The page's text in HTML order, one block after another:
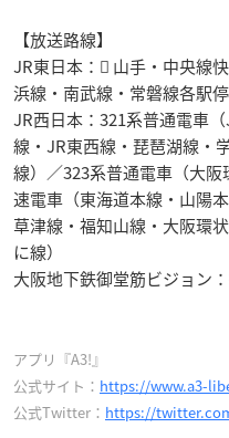
【放送路線】
JR東日本： 山手・中央線
浜線・南武線・常磐線各駅
JR西日本：321系普通電車
線・JR東西線・琵琶湖線・
線）／323系普通電車（大
速電車（東海道本線・山陽
草津線・福知山線・大阪環
に線）
大阪地下鉄御堂筋ビジョン
アプリ『A3!』
公式サイト： https://www.a3-
公式Twitter： https://